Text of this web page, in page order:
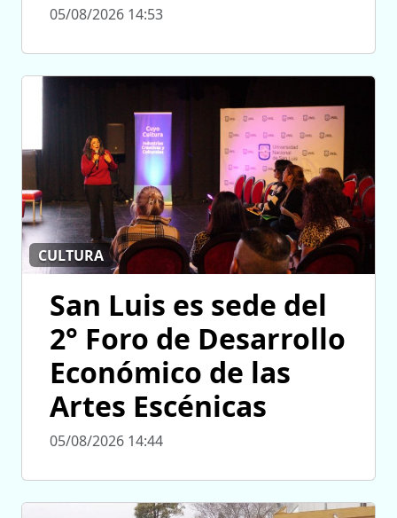
05/08/2026 14:53
CULTURA
San Luis es sede del
2° Foro de Desarrollo
Económico de las
Artes Escénicas
05/08/2026 14:44